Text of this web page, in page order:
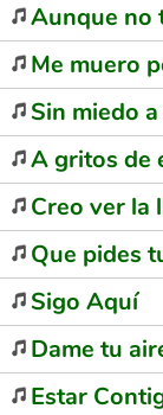
Aunque no
Me muero
Sin miedo
A gritos de
Creo ver la
Que pides
Sigo Aquí
Dame tu
Estar